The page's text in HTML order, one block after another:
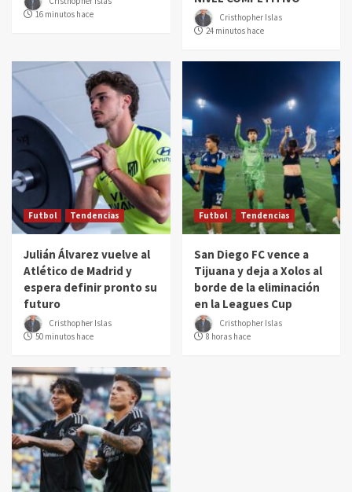
16 minutos hace
Cristhopher Islas
24 minutos hace
Futbol Tendencias
Julián Álvarez vuelve al
Atlético de Madrid y
espera definir pronto su
futuro
Cristhopher Islas
50 minutos hace
Futbol Tendencias
San Diego FC vence a
Tijuana y deja a Xolos al
borde de la eliminación
en la Leagues Cup
Cristhopher Islas
8 horas hace